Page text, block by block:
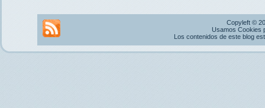
Copyleft ©
Usamos Cookies
Los contenidos de este blog